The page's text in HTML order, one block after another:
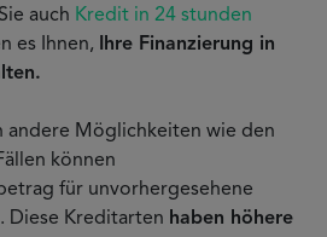
auch Kredit in 24 stunden
es Ihnen,
Ihre Finanzierung in
andere Möglichkeiten wie den
können
für unvorhergesehene
Diese Kreditarten haben höhere